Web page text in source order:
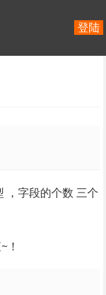
登陆
，字段的个数 三个
！